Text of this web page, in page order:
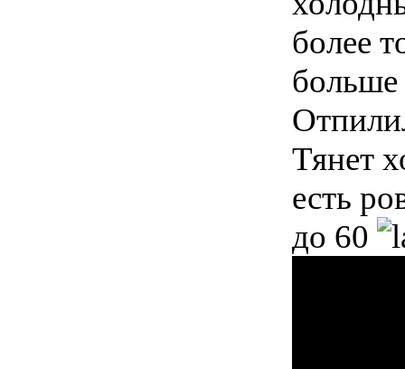
более
больше
Тянет
есть
до 60